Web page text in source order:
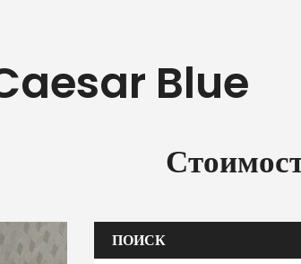
Blue
ПОИСК